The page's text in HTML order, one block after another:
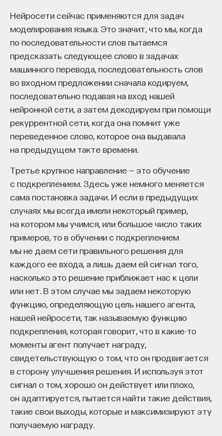
Нейросети сейчас применяются для задач
моделирования языка. Это значит, что мы, когда
по последовательности слов пытаемся
предсказать следующее слово в задачах
машинного перевода, последовательность слов
во входном предложении сначала кодируем,
последовательно подавая на вход нашей
нейронной сети, а затем декодируем при помощи
рекуррентной сети, когда она помнит уже
переведенное слово, которое она выдавала
на предыдущем такте времени.
Третье крупное направление — это обучение
с подкреплением. Здесь уже немного меняется
сама постановка задачи. И если в предыдущих
случаях мы всегда имели некоторый пример,
на котором мы учимся, или большое число таких
примеров, то в обучении с подкреплением
мы не даем сети правильного решения для
каждого ее входа, а лишь даем ей сигнал того,
насколько это решение приближает нас к цели
или нет. В этом случае мы задаем некоторую
функцию, определяющую цель нашего агента,
нашей нейросети, так называемую функцию
подкрепления, которая говорит, что в какие-то
моменты агент получает награду,
свидетельствующую о том, что он продвигается
в сторону улучшения решения. И используя этот
сигнал о том, хорошо он действует или плохо,
он адаптируется, пытается найти такие действия,
такие свои выходы, которые и максимизируют эту
получаемую награду.
Впервые о такой электронике заговорили в 80-х
годах, и заговорили у нас. В Советском Союзе это
был Московский университет, физический
факультет и профессор Лихарев, который,
к сожалению, уехал в Америку и там,
в Университете Стоуни-Брук, продолжал
исследования. В России тоже осталось несколько
групп, которые этим занимаются, и, собственно,
все вместе это уже мировое комьюнити
не потеряно, все решают проблемы, которые есть
Но сначала я скажу о преимуществах, а потом
о проблемах. Преимущество — то, что, во-первых,
она очень низко, как говорят, диссипативная,
то есть потребляет мало энергии. Она очень
быстрая. Фактически такой стандартный
сверхпроводящий элемент ниобий, который
приходит в сверхпроводящее состояние ниже 9
градусов Кельвина, на нем можно организовывать
электронику с тактовой частотой в сотни
гигагерц. Если вы смотрите на переднюю панель
своего компьютера, то самые лучшие
компьютеры — это единицы гигагерц (гига — это
109 герц). Таким образом, можно значительно
увеличить тактовую частоту, то есть
производительность компьютера, что
фактически уже невозможно в обычной
полупроводниковой логике. Это всё —
преимущества, и поэтому сверхпроводящая